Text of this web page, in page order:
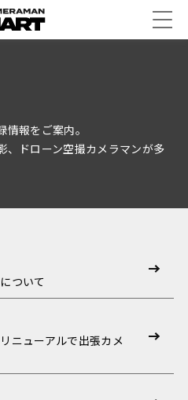
報をご案内。
、ドローン空撮カメラマンが多
ついて
ニューアルで出張カメ